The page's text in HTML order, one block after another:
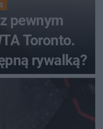
pewnym
Toronto.
rywalką?